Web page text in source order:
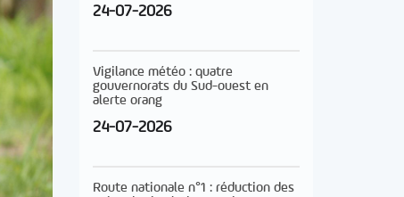
24-07-2026
Vigilance météo : quatre
gouvernorats du Sud-ouest en
alerte orang
24-07-2026
Route nationale n°1 : réduction des